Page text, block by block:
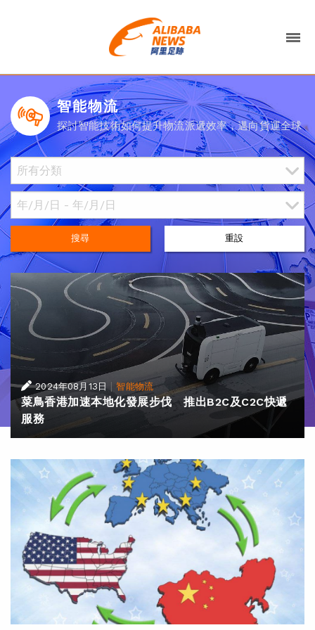
智能物流
探討智能技術如何提升物流派遞效率，邁向貨運全球
搜尋 重設
2024年08月13日 |智能物流
菜鳥香港加速本地化發展步伐 推出B2C及C2C快遞
服務